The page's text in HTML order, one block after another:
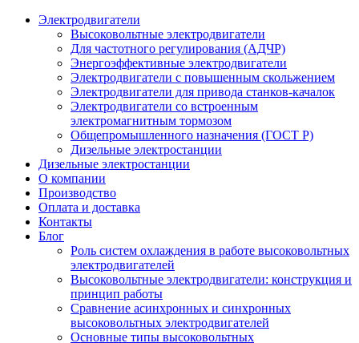
Электродвигатели
Высоковольтные электродвигатели
Для частотного регулирования (АДЧР)
Энергоэффективные электродвигатели
Электродвигатели с повышенным скольжением
Электродвигатели для привода станков-качалок
Электродвигатели со встроенным
электромагнитным тормозом
Общепромышленного назначения (ГОСТ Р)
Дизельные электростанции
Дизельные электростанции
О компании
Производство
Оплата и доставка
Контакты
Блог
Роль систем охлаждения в работе высоковольтных
электродвигателей
Высоковольтные электродвигатели: конструкция и
принцип работы
Сравнение асинхронных и синхронных
высоковольтных электродвигателей
Основные типы высоковольтных